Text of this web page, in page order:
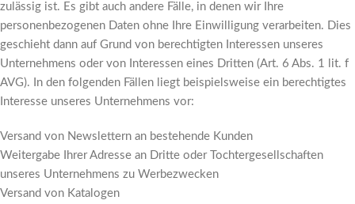
zulässig ist. Es gibt auch andere Fälle, in denen wir Ihre
personenbezogenen Daten ohne Ihre Einwilligung verarbeiten. Dies
geschieht dann auf Grund von berechtigten Interessen unseres
Unternehmens oder von Interessen eines Dritten (Art. 6 Abs. 1 lit. f
AVG). In den folgenden Fällen liegt beispielsweise ein berechtigtes
Interesse unseres Unternehmens vor:
Versand von Newslettern an bestehende Kunden
Weitergabe Ihrer Adresse an Dritte oder Tochtergesellschaften
unseres Unternehmens zu Werbezwecken
Versand von Katalogen